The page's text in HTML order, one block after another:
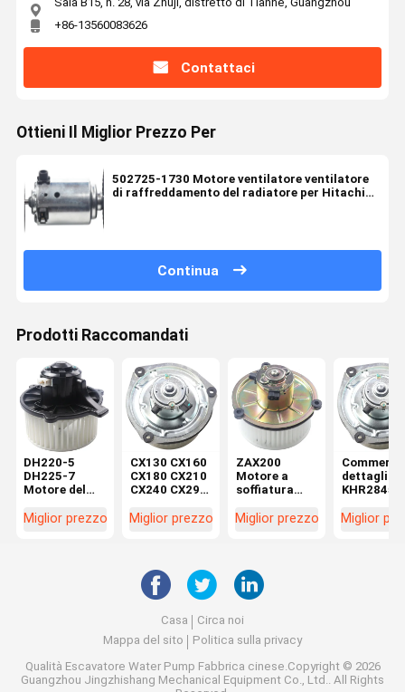
+86-13560083626
Contattaci
Ottieni Il Miglior Prezzo Per
502725-1730 Motore ventilatore ventilatore
di raffreddamento del radiatore per Hitachi
Continua
Prodotti Raccomandati
DH220-5
DH225-7
Motore del
escavatore
Miglior prezzo
CX130 CX160
CX180 CX210
CX240 CX290
Macchine di
KHR2845
Miglior prezzo
ZAX200
Motore a
soffiatura
4370266 per
riparazione di
macchine
Miglior prezzo
dettaglio
KHR2845
CX160
Miglior
Casa
Circa noi
Mappa del sito
Politica sulla privacy
Qualità Escavatore Water Pump Fabbrica cinese.Copyright © 2026
Guangzhou Jingzhishang Mechanical Equipment Co., Ltd.. All Rights